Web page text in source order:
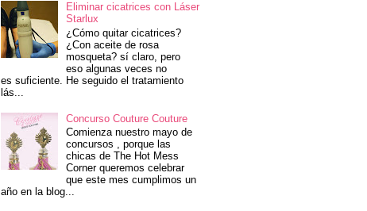
Eliminar cicatrices con Láser
Starlux
¿Cómo quitar cicatrices?
¿Con aceite de rosa
mosqueta? sí claro, pero
eso algunas veces no
es suficiente. He seguido el tratamiento
lás...
Concurso Couture Couture
Comienza nuestro mayo de
concursos , porque las
chicas de The Hot Mess
Corner queremos celebrar
que este mes cumplimos un
año en la blog...